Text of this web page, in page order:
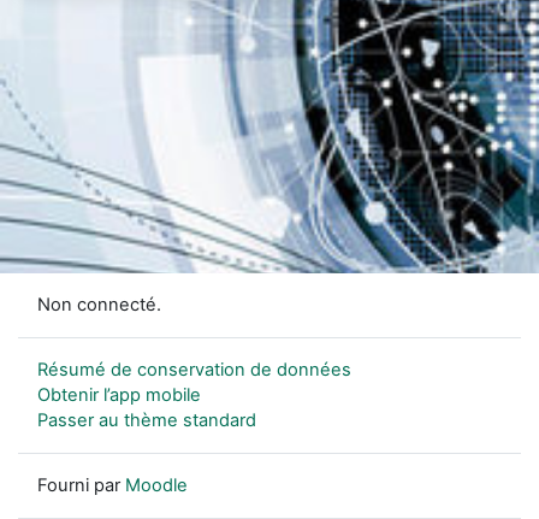
Non connecté.
Résumé de conservation de données
Obtenir l’app mobile
Passer au thème standard
Fourni par Moodle